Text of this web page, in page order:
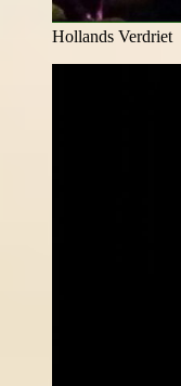
Hollands Verdriet